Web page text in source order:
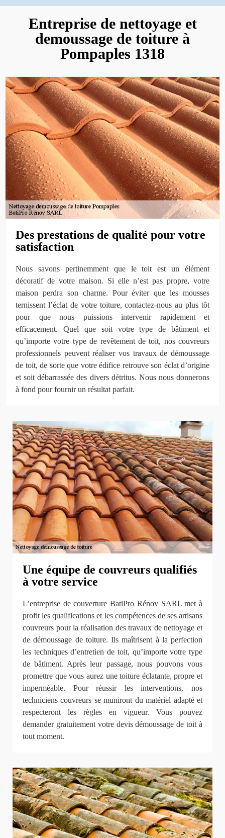
Entreprise de nettoyage et
demoussage de toiture à
Pompaples 1318
Des prestations de qualité pour votre
satisfaction
Nous savons pertinemment que le toit est un élément
décoratif de votre maison. Si elle n’est pas propre, votre
maison perdra son charme. Pour éviter que les mousses
ternissent l’éclat de votre toiture, contactez-nous au plus tôt
pour que nous puissions intervenir rapidement et
efficacement. Quel que soit votre type de bâtiment et
qu’importe votre type de revêtement de toit, nos couvreurs
professionnels peuvent réaliser vos travaux de démoussage
de toit, de sorte que votre édifice retrouve son éclat d’origine
et soit débarrassée des divers détritus. Nous nous donnerons
à fond pour fournir un résultat parfait.
Une équipe de couvreurs qualifiés
à votre service
L’entreprise de couverture BatiPro Rénov SARL met à
profit les qualifications et les compétences de ses artisans
couvreurs pour la réalisation des travaux de nettoyage et
de démoussage de toiture. Ils maîtrisent à la perfection
les techniques d’entretien de toit, qu’importe votre type
de bâtiment. Après leur passage, nous pouvons vous
promettre que vous aurez une toiture éclatante, propre et
imperméable. Pour réussir les interventions, nos
techniciens couvreurs se muniront du matériel adapté et
respecteront les règles en vigueur. Vous pouvez
demander gratuitement votre devis démoussage de toit à
tout moment.